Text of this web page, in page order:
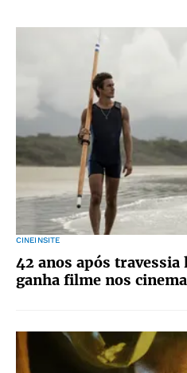
CINEINSITE
42 anos após
ganha filme nos